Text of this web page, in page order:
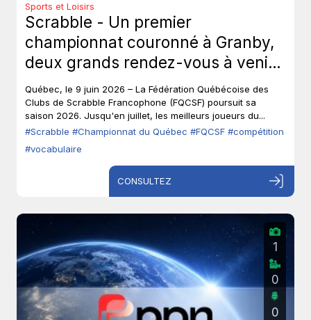
Sports et Loisirs
Scrabble - Un premier
championnat couronné à Granby,
deux grands rendez-vous à venir
au Québec.
Québec, le 9 juin 2026 – La Fédération Québécoise des
Clubs de Scrabble Francophone (FQCSF) poursuit sa
saison 2026. Jusqu'en juillet, les meilleurs joueurs du...
#Scrabble #Championnat du Québec #FQCSF #compétition
#vocabulaire
CONSULTEZ
1
0
0